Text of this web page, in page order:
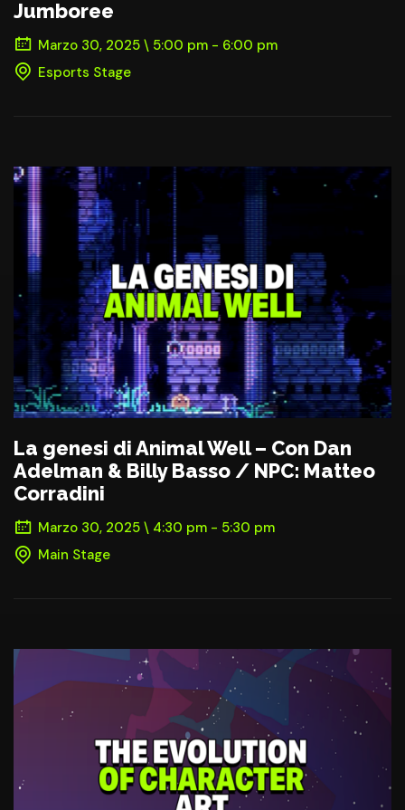
Jumboree
Marzo 30, 2025 \ 5:00 pm - 6:00 pm
Esports Stage
La genesi di Animal Well – Con Dan
Adelman & Billy Basso / NPC: Matteo
Corradini
Marzo 30, 2025 \ 4:30 pm - 5:30 pm
Main Stage